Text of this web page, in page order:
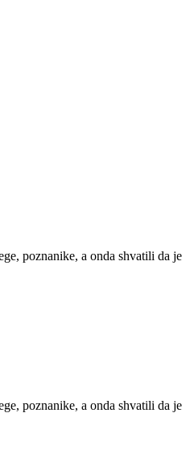
poznanike, a onda shvatili da je
poznanike, a onda shvatili da je